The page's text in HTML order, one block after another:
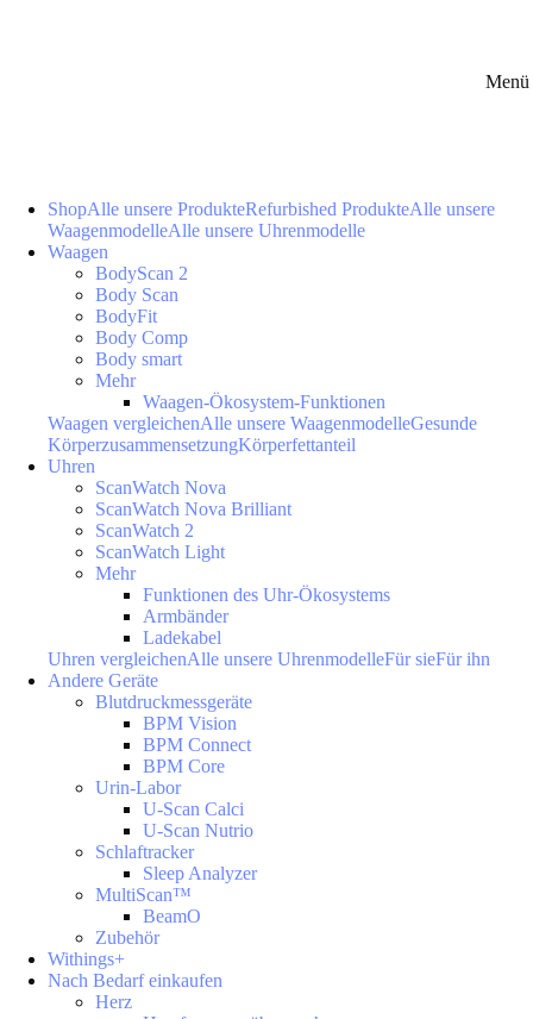
Menü
ShopAlle unsere ProdukteRefurbished ProdukteAlle unsere
WaagenmodelleAlle unsere Uhrenmodelle
Waagen
BodyScan 2
Body Scan
BodyFit
Body Comp
Body smart
Mehr
Waagen-Ökosystem-Funktionen
Waagen vergleichenAlle unsere WaagenmodelleGesunde
KörperzusammensetzungKörperfettanteil
Uhren
ScanWatch Nova
ScanWatch Nova Brilliant
ScanWatch 2
ScanWatch Light
Mehr
Funktionen des Uhr-Ökosystems
Armbänder
Ladekabel
Uhren vergleichenAlle unsere UhrenmodelleFür sieFür ihn
Andere Geräte
Blutdruckmessgeräte
BPM Vision
BPM Connect
BPM Core
Urin-Labor
U-Scan Calci
U-Scan Nutrio
Schlaftracker
Sleep Analyzer
MultiScan™
BeamO
Zubehör
Withings+
Nach Bedarf einkaufen
Herz